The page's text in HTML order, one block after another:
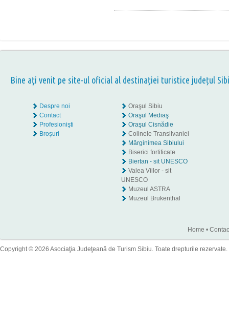
Bine aţi venit pe site-ul oficial al destinației turistice județul
Despre noi
Contact
Profesionişti
Broşuri
Oraşul Sibiu
Oraşul Mediaş
Oraşul Cisnădie
Colinele Transilvaniei
Mărginimea Sibiului
Biserici fortificate
Biertan - sit UNESCO
Valea Viilor - sit
UNESCO
Muzeul ASTRA
Muzeul Brukenthal
Home •
Copyright © 2026 Asociaţia Judeţeană de Turism Sibiu. Toate drepturile rezervate.